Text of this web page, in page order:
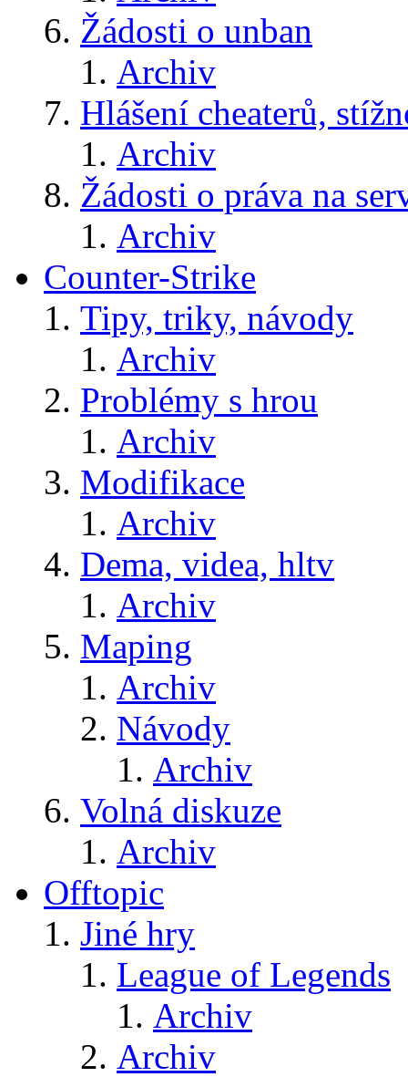
Žádosti o unban
Archiv
Hlášení cheaterů,
Archiv
Žádosti o práva na
Archiv
Counter-Strike
Tipy, triky, návody
Archiv
Problémy s hrou
Archiv
Modifikace
Archiv
Dema, videa, hltv
Archiv
Maping
Archiv
Návody
Archiv
Volná diskuze
Archiv
Offtopic
Jiné hry
League of Legends
Archiv
Archiv